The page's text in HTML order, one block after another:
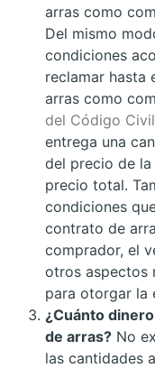
arras como
Del mismo
condiciones
reclamar hasta
arras como
del Código Civil
entrega una
del precio de
precio total.
condiciones
contrato de
comprador, el
otros aspectos
para otorgar la
¿Cuánto
de arras? No
las cantidades